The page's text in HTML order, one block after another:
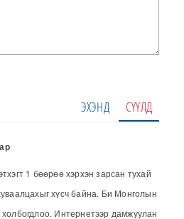
ЭХЭНД СҮҮЛД
1 бөөрөө хэрхэн зарсан тухай
хүсч байна. Би Монголын
Интернетээр дамжуулан